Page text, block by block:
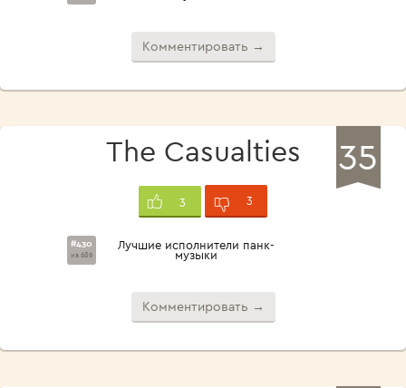
Комментировать →
35
The Casualties
3 3
#430
из 689
Лучшие исполнители панк-
музыки
Комментировать →